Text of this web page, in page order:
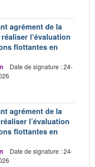
agrément de la
l’évaluation
flottantes en
Date de signature : 24-
agrément de la
l’évaluation
flottantes en
Date de signature : 24-